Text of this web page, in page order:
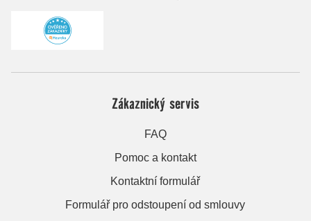
Zákaznický servis
FAQ
Pomoc a kontakt
Kontaktní formulář
Formulář pro odstoupení od smlouvy